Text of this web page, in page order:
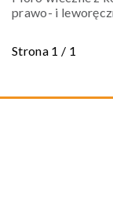
prawo- i
Strona 1 / 1